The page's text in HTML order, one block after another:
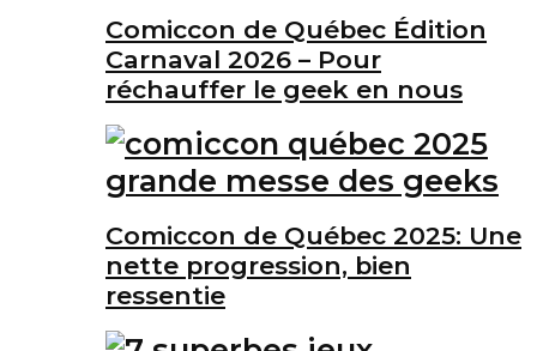
Comiccon de Québec Édition
Carnaval 2026 – Pour
réchauffer le geek en nous
Comiccon de Québec 2025: Une
nette progression, bien
ressentie